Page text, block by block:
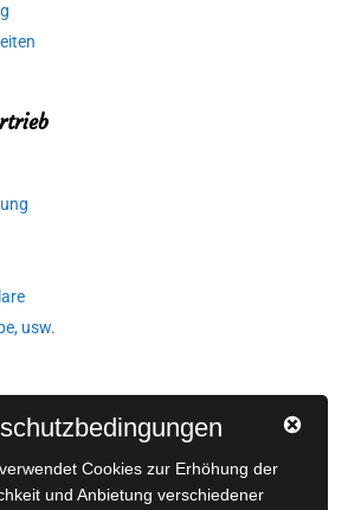
usw.
Cookies zur Erhöhung der
und Anbietung verschiedener